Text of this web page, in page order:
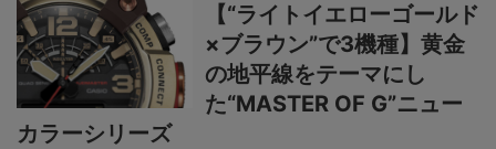
【“ライトイエローゴールド
×ブラウン”で3機種】黄金
の地平線をテーマにし
た“MASTER OF G”ニュー
カラーシリーズ